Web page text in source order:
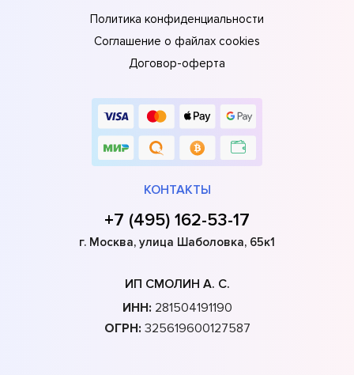
Политика конфиденциальности
Соглашение о файлах cookies
Договор-оферта
КОНТАКТЫ
+7 (495) 162-53-17
г. Москва, улица Шаболовка, 65к1
ИП СМОЛИН А. С.
ИНН: 281504191190
ОГРН: 325619600127587